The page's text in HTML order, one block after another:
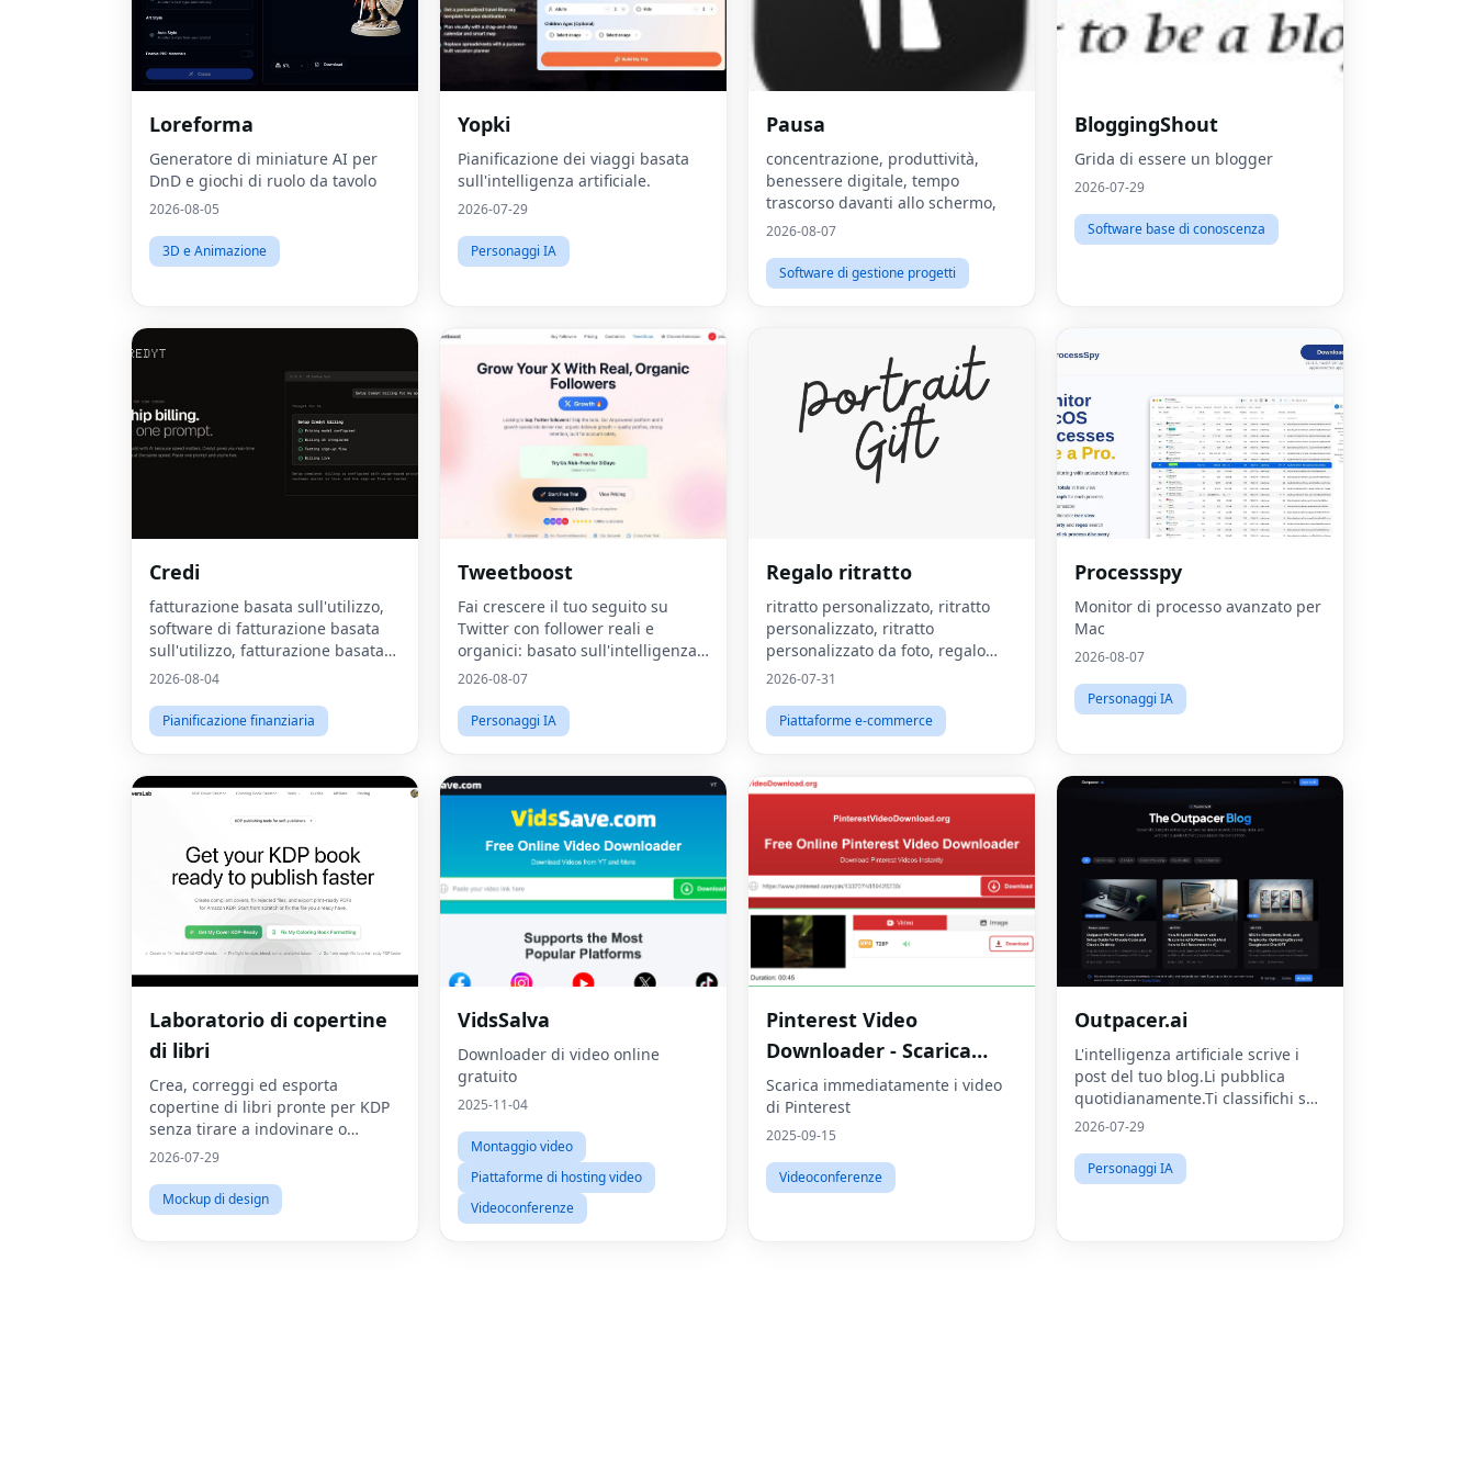
Loreforma
Generatore di miniature AI per
DnD e giochi di ruolo da tavolo
2026-08-05
3D e Animazione
Yopki
Pianificazione dei viaggi basata
sull'intelligenza artificiale.
2026-07-29
Personaggi IA
Pausa
concentrazione, produttività,
benessere digitale, tempo
trascorso davanti allo schermo,
2026-08-07
Software di gestione progetti
BloggingShout
Grida di essere un blogger
2026-07-29
Software base di conoscenza
Credi
fatturazione basata sull'utilizzo,
software di fatturazione basata
sull'utilizzo, fatturazione basata
sull'utilizzo, fatturazione ai,
ai, prezzi basati sul con
2026-08-04
Pianificazione finanziaria
Tweetboost
Fai crescere il tuo seguito su
Twitter con follower reali e
organici: basato sull'intelligenza
artificiale, senza bot o drop.
2026-08-07
Personaggi IA
Regalo ritratto
ritratto personalizzato, ritratto
personalizzato, ritratto
personalizzato da foto, regalo
personalizzato, stampa su tela
arte da parete personalizzata,
arte
2026-07-31
Piattaforme e-commerce
Processspy
Monitor di processo avanzato per
Mac
2026-08-07
Personaggi IA
Laboratorio di copertine
di libri
Crea, correggi ed esporta
copertine di libri pronte per KDP
senza tirare a indovinare o
iniziare da zero.
2026-07-29
Mockup di design
VidsSalva
Downloader di video online
gratuito
2025-11-04
Montaggio video
Piattaforme di hosting video
Videoconferenze
Pinterest Video
Downloader - Scarica
video HD online
Scarica immediatamente i video
di Pinterest
2025-09-15
Videoconferenze
Outpacer.ai
L'intelligenza artificiale scrive i
post del tuo blog.Li pubblica
quotidianamente.Ti classifichi su
Google e ChatGPT
2026-07-29
Personaggi IA